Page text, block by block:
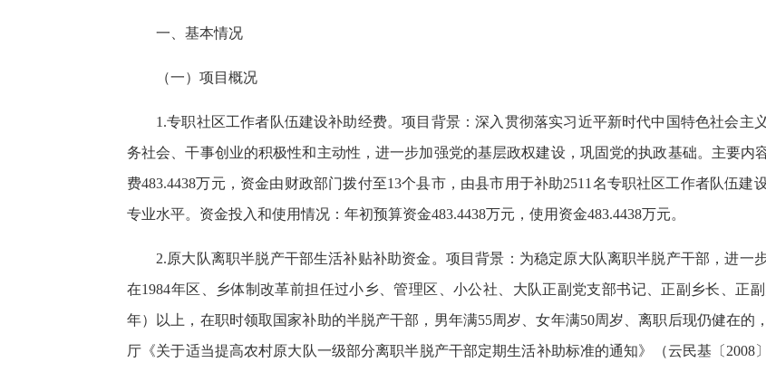
一、基本情况
（一）项目概况
1.专职社区工作者队伍建设补助经费。项目背景：深入贯彻落实习近平新时代中国特色社会主
务社会、干事创业的积极性和主动性，进一步加强党的基层政权建设，巩固党的执政基础。主要内
费483.4438万元，资金由财政部门拨付至13个县市，由县市用于补助2511名专职社区工作者队伍建
专业水平。资金投入和使用情况：年初预算资金483.4438万元，使用 资金483.4438万元。
2.原大队离职半脱产干部生活补贴补助资金。项目背景：为稳定原大队离职半脱产干部，进一
在1984年区、乡体制改革前担任过小乡、管理区、小公社、大队正副党支部书记、正副乡长、正
年）以上，在职时领取国家补助的半脱产干部，男年满55周岁、女年满50周岁、离职后现仍健在
厅《关于适当提高农村原大队一级部分离职半脱产干部定期生活补助标准的通知》（云民基〔